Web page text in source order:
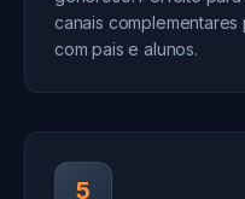
canais
com pais e alunos.
5